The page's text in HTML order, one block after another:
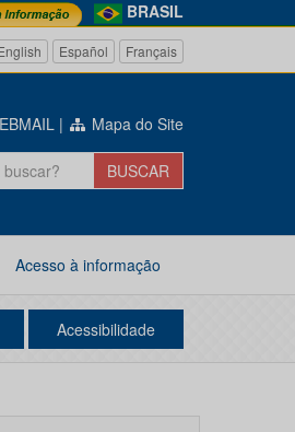
BRASIL
Español Français
| Mapa do Site
Acesso à informação
Acessibilidade